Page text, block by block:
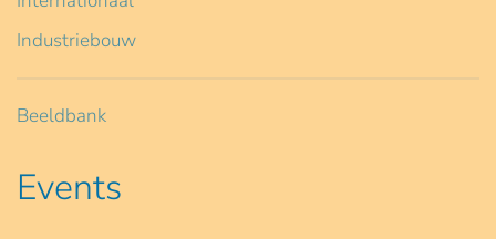
Industriebouw
Beeldbank
Events